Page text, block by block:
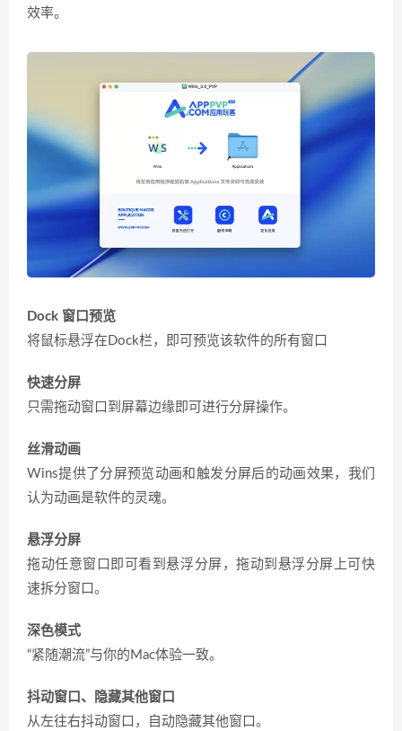
效率。
Dock 窗口预览
将鼠标悬浮在Dock栏，即可预览该软件的所有窗口
快速分屏
只需拖动窗口到屏幕边缘即可进行分屏操作。
丝滑动画
Wins提供了分屏预览动画和触发分屏后的动画效果，我们
认为动画是软件的灵魂。
悬浮分屏
拖动任意窗口即可看到悬浮分屏，拖动到悬浮分屏上可快
速拆分窗口。
深色模式
“紧随潮流”与你的Mac体验一致。
抖动窗口、隐藏其他窗口
从左往右抖动窗口，自动隐藏其他窗口。